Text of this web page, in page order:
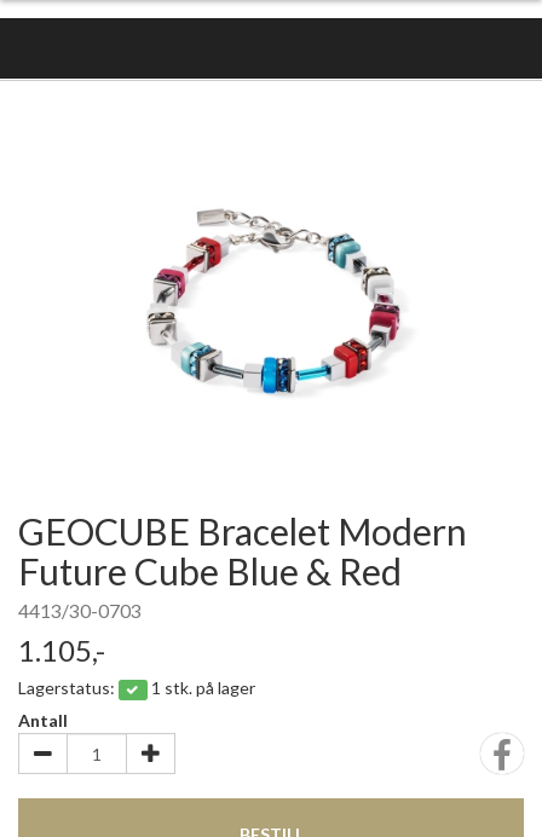
GEOCUBE Bracelet Modern
Future Cube Blue & Red
4413/30-0703
1.105,-
Lagerstatus:
1 stk. på lager
Antall